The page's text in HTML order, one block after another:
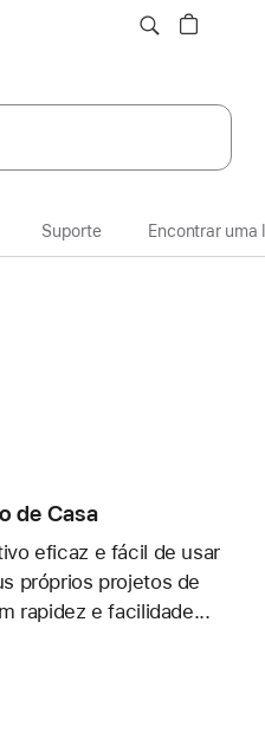
Suporte Encontrar uma
de Casa
eficaz e fácil de usar
próprios projetos de
rapidez e facilidade...